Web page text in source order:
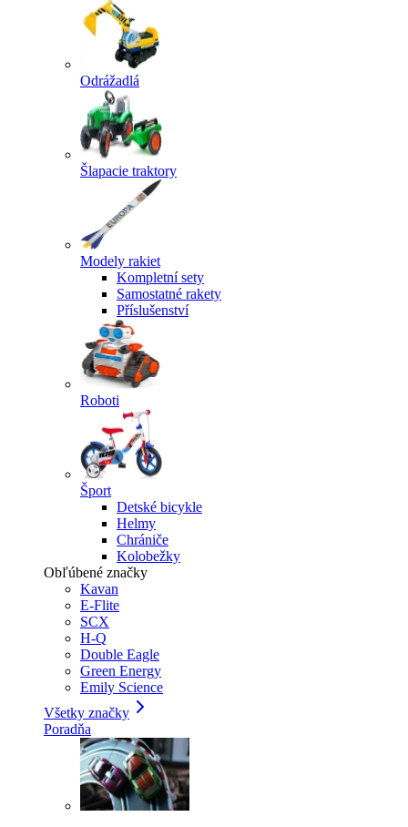
Odrážadlá
Šlapacie traktory
Modely rakiet
Kompletní sety
Samostatné rakety
Příslušenství
Roboti
Šport
Detské bicykle
Helmy
Chrániče
Kolobežky
Obľúbené značky
Kavan
E-Flite
SCX
H-Q
Double Eagle
Green Energy
Emily Science
Všetky značky
Poradňa